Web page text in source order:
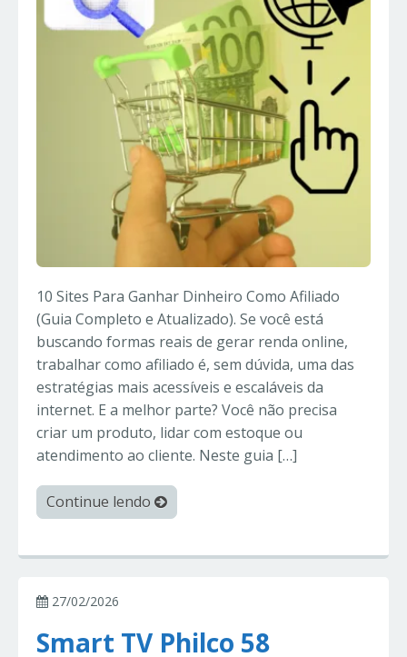
10 Sites Para Ganhar Dinheiro Como Afiliado
(Guia Completo e Atualizado). Se você está
buscando formas reais de gerar renda online,
trabalhar como afiliado é, sem dúvida, uma das
estratégias mais acessíveis e escaláveis da
internet. E a melhor parte? Você não precisa
criar um produto, lidar com estoque ou
atendimento ao cliente. Neste guia […]
Continue lendo
27/02/2026
Smart TV Philco 58